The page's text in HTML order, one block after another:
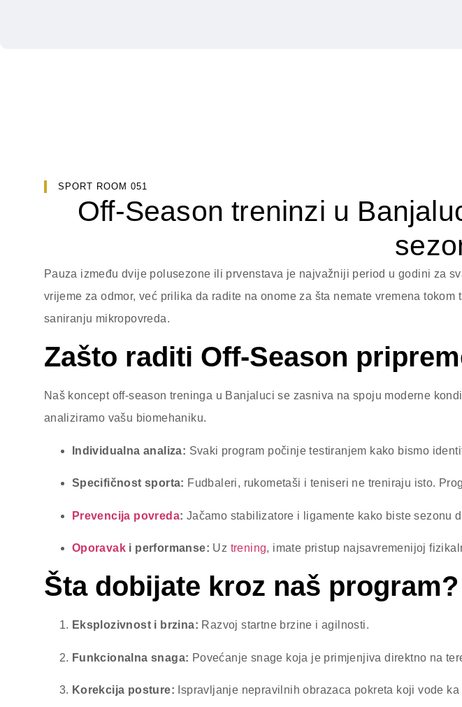
SPORT ROOM 051
Off-Season treninzi u
Pauza između dvije polusezone ili prvenstava je najvažniji period u godini za
vrijeme za odmor, već prilika da radite na onome za šta nemate vremena
saniranju mikropovreda.
Zašto raditi Off-Season
Naš koncept off-season treninga u Banjaluci se zasniva na spoju moderne
analiziramo vašu biomehaniku.
Individualna analiza: Svaki program počinje testiranjem kako bismo
Specifičnost sporta: Fudbaleri, rukometaši i teniseri ne treniraju isto.
Prevencija povreda: Jačamo stabilizatore i ligamente kako biste sezonu
Oporavaki performanse: Uz trening, imate pristup najsavremenijoj
Šta dobijate kroz naš program?
Eksplozivnost i brzina: Razvoj startne brzine i agilnosti.
Funkcionalna snaga: Povećanje snage koja je primjenjiva direktno na
Korekcija posture: Ispravljanje nepravilnih obrazaca pokreta koji vode ka